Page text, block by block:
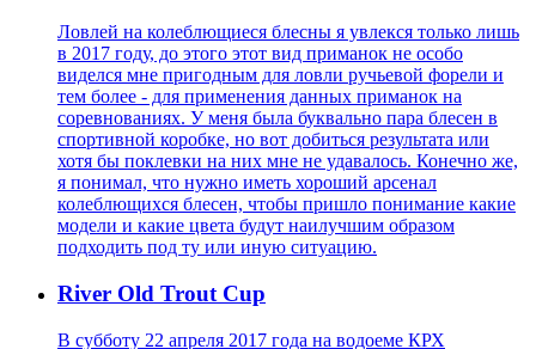
Ловлей на колеблющиеся блесны я увлекся только лишь
в 2017 году, до этого этот вид приманок не особо
виделся мне пригодным для ловли ручьевой форели и
тем более - для применения данных приманок на
соревнованиях. У меня была буквально пара блесен в
спортивной коробке, но вот добиться результата или
хотя бы поклевки на них мне не удавалось. Конечно же,
я понимал, что нужно иметь хороший арсенал
колеблющихся блесен, чтобы пришло понимание какие
модели и какие цвета будут наилучшим образом
подходить под ту или иную ситуацию.
River Old Trout Cup
В субботу 22 апреля 2017 года на водоеме КРХ